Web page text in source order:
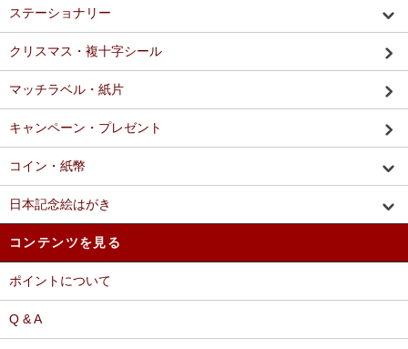
ステーショナリー
クリスマス・複十字シール
マッチラベル・紙片
キャンペーン・プレゼント
コイン・紙幣
日本記念絵はがき
コンテンツを見る
ポイントについて
Q & A